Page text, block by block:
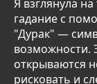
Я взглянула
гадание с
"Дурак" —
возможности.
открываются
рисковать и